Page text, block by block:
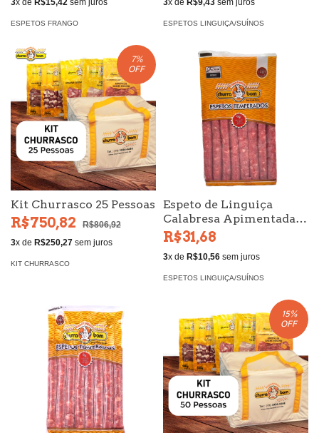
3x de R$15,42 sem juros
ESPETOS FRANGO
3x de R$9,43 sem juros
ESPETOS LINGUIÇA/SUÍNOS
7%
OFF
Kit Churrasco 25 Pessoas
R$750,82
R$806,92
3x de R$250,27 sem juros
KIT CHURRASCO
Espeto de Linguiça
Calabresa Apimentada
600g
R$31,68
3x de R$10,56 sem juros
ESPETOS LINGUIÇA/SUÍNOS
15%
OFF